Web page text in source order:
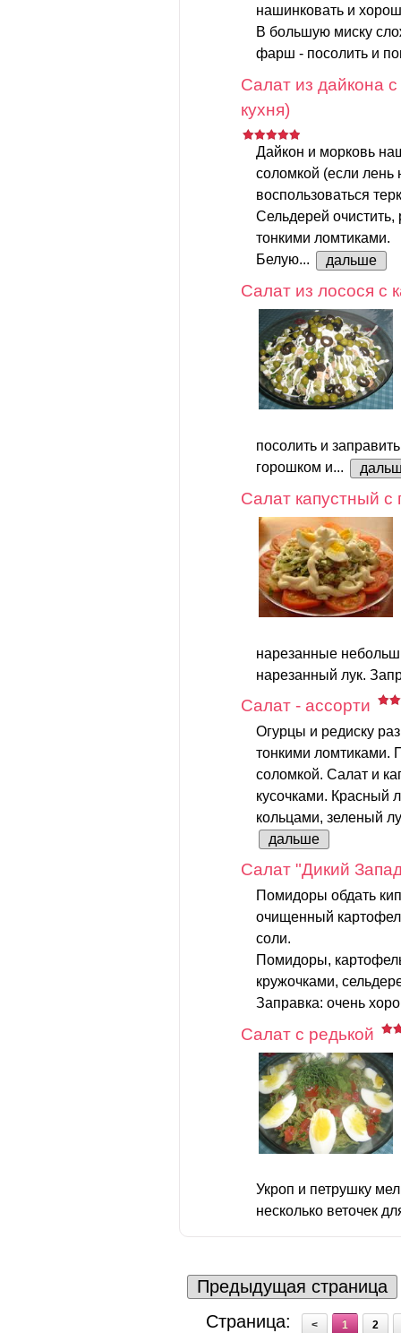
нашинковать и
В большую миску
фарш - посолить и
Салат из дайкона
кухня)
Дайкон и морковь
соломкой (если лень
воспользоваться
Сельдерей очистить,
тонкими ломтиками.
Белую...
дальше
Салат из лосося с
посолить и
горошком и...
Салат капустный
нарезанные
нарезанный лук.
Салат - ассорти
Огурцы и редиску
тонкими ломтиками.
соломкой. Салат и
кусочками. Красный
кольцами, зеленый
дальше
Салат "Дикий
Помидоры обдать
очищенный
соли.
Помидоры,
кружочками,
Заправка: очень
Салат с редькой
Укроп и петрушку
несколько веточек
Предыдущая страница
Страница:
< 1 2